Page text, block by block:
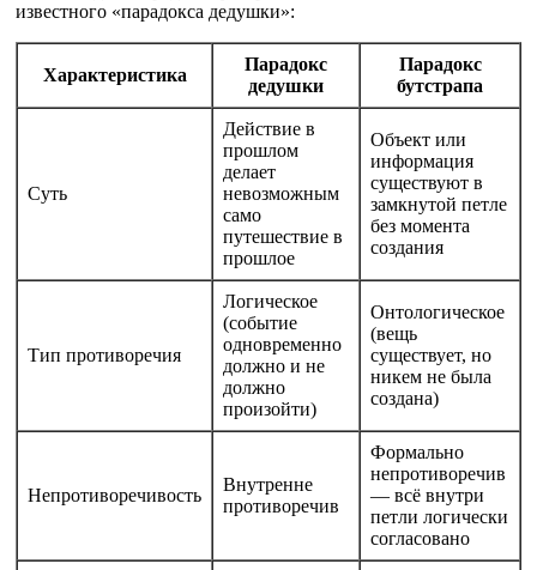
известного «парадокса дедушки»:
Характеристика
Парадокс
дедушки
Парадокс
бутстрапа
Суть
Действие в
прошлом
делает
невозможным
само
путешествие в
прошлое
Объект или
информация
существуют в
замкнутой петле
без момента
создания
Тип противоречия
Логическое
(событие
одновременно
должно и не
должно
произойти)
Онтологическое
(вещь
существует, но
никем не была
создана)
Непротиворечивость
Внутренне
противоречив
Формально
непротиворечив
— всё внутри
петли логически
согласовано